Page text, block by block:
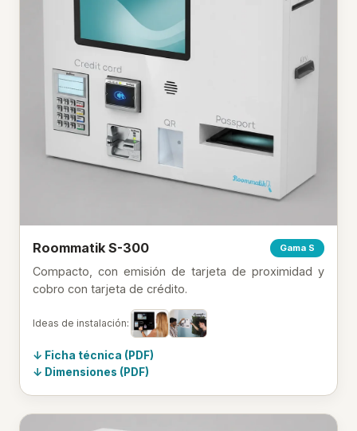
Roommatik S-300 Gama S
Compacto, con emisión de tarjeta de proximidad y
cobro con tarjeta de crédito.
Ideas de instalación:
Ficha técnica (PDF)
Dimensiones (PDF)